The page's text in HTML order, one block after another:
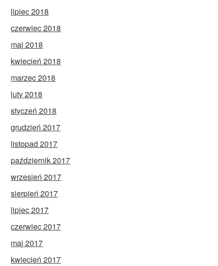
lipiec 2018
czerwiec 2018
maj 2018
kwiecień 2018
marzec 2018
luty 2018
styczeń 2018
grudzień 2017
listopad 2017
październik 2017
wrzesień 2017
sierpień 2017
lipiec 2017
czerwiec 2017
maj 2017
kwiecień 2017